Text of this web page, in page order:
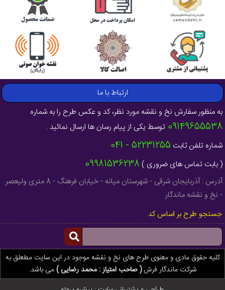
ارتباط با ما
به منظور سفارش نخ و نقشه مورد نظر، کد و عکس طرح را به شماره
09149655538 توسط یکی از پیام رسان ها ارسال نمائید .
شماره تلفن ثابت 52231255 - 041
( بابت تماس های ضروری ) 09981536238
آدرس : آذربایجان شرقی - شهرستان میانه - خیابان فرهنگ - 8 متری ولیعصر
- نخ و نقشه ماندگار
جستجو طرح بر اساس کد
کلیه حقوق مادی و معنوی طرح های نخ و نقشه موجود در این سایت مطعلق به
شرکت ماندگار فرش( صاحب امتیاز : محمد رضایی )می باشد.